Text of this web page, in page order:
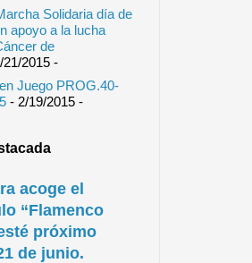
Solidaria día de
apoyo a la lucha
de
21/2015-
Juego PROG.40-
- 2/19/2015-
acoge el
“Flamenco
próximo
de junio.